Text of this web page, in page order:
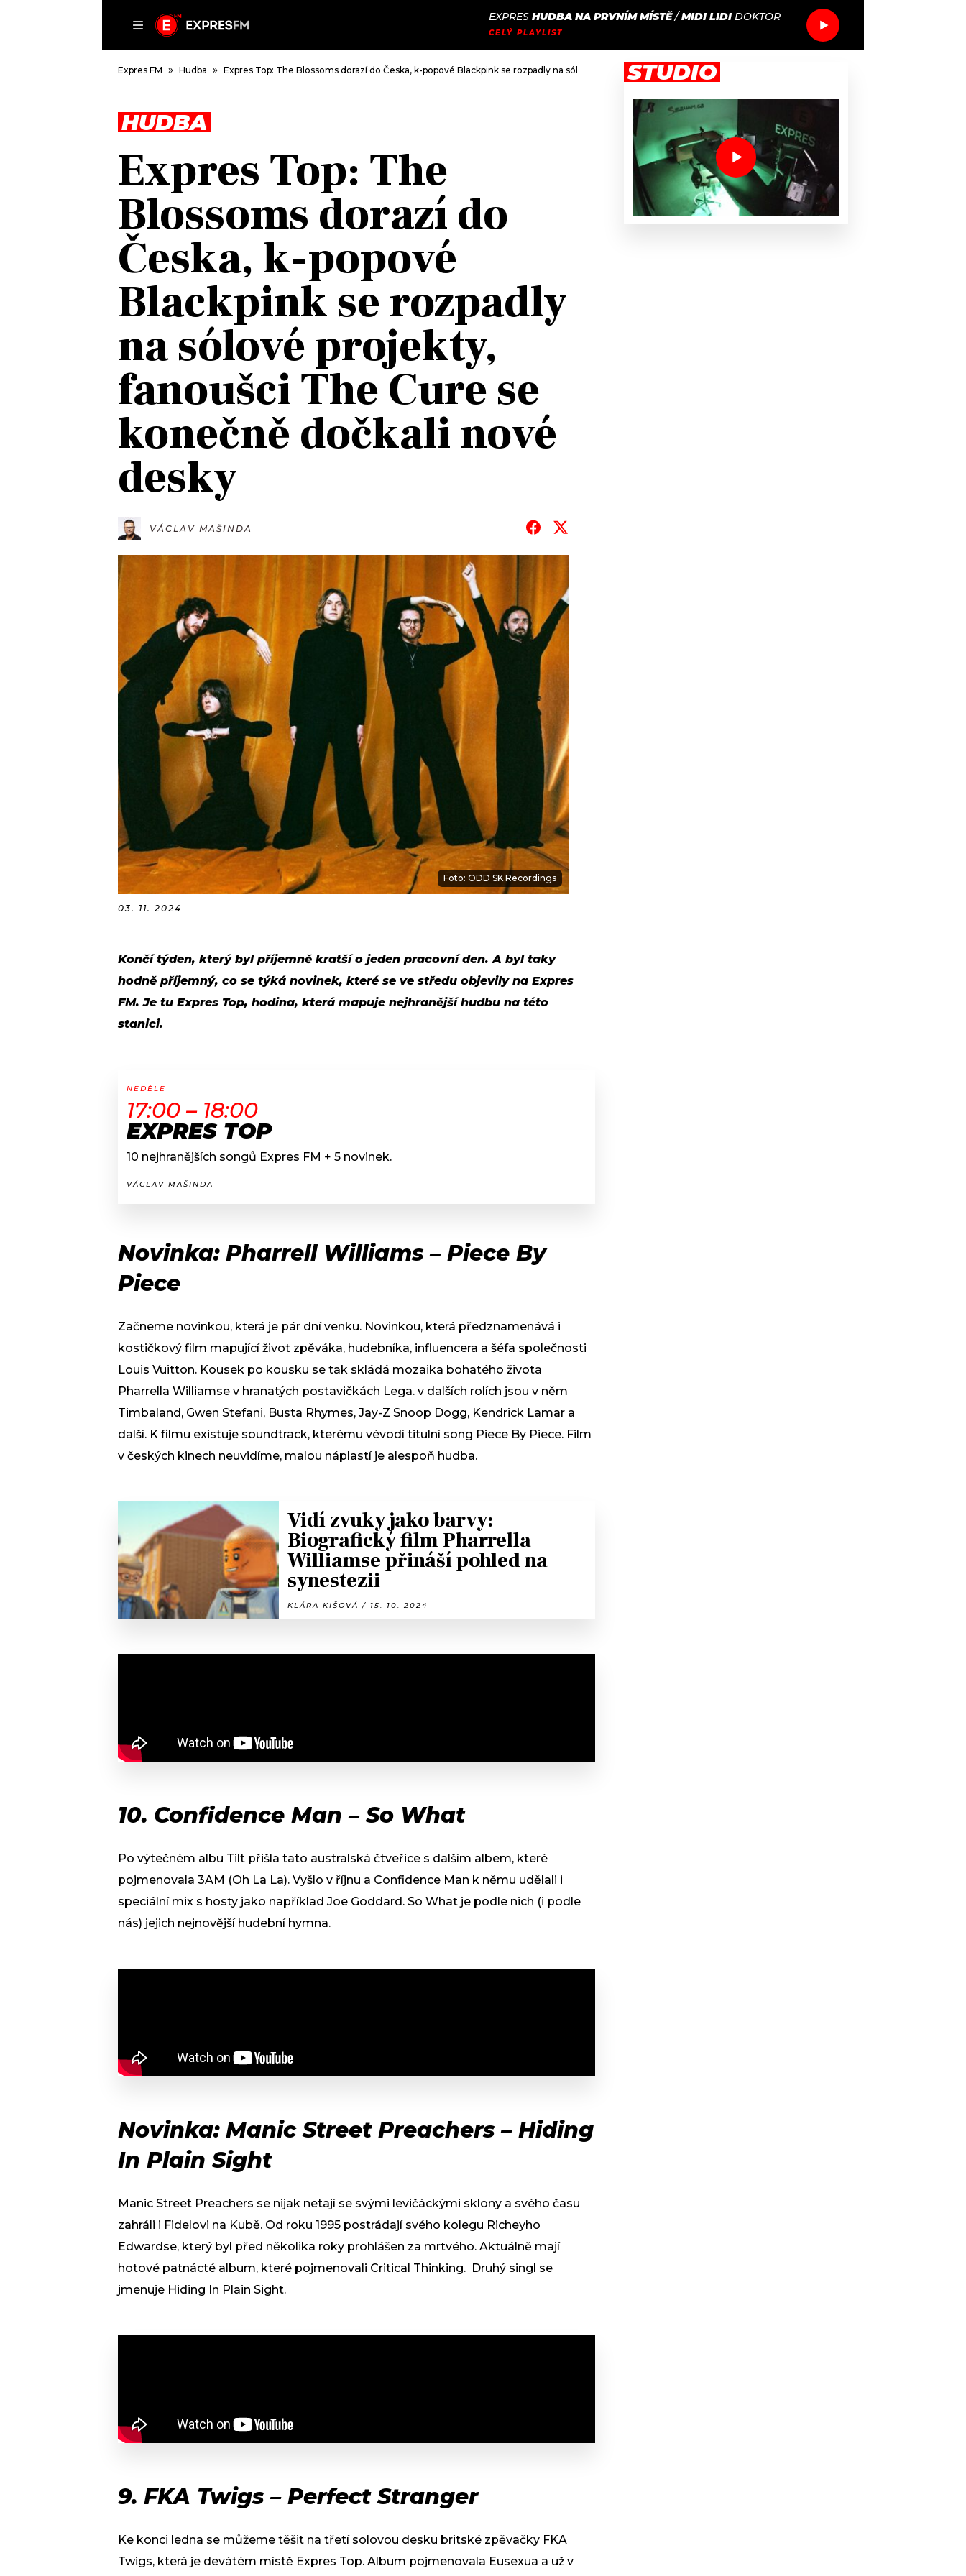
EXPRES HUDBA NA PRVNÍM MÍSTĚ/MIDI LIDI DOKTOR
CELÝ PLAYLIST
DOMŮ
ČLÁNKY
AKTUÁLNĚ
HUDBA
ROZHOVORY
#NEBUDUDOMA
KALENDÁŘ
KVÍZY
TRENDY
OSTATNÍ
PODCASTY
JAK NALADIT
RÁDIO
APLIKACE
PROGRAM
PLAYLIST
JAK NALADIT
SOUTĚŽE
Expres FM Hudba Expres Top: The Blossoms dorazí do Česka, k-popové Blackpink se rozpadly na sólové projekty, fanoušci The Cure se konečně dočkali nové desky
HUDBA
Expres Top: The
Blossoms dorazí do
Česka, k-popové
Blackpink se rozpadly
na sólové projekty,
fanoušci The Cure se
konečně dočkali nové
desky
VÁCLAV MAŠINDA
Foto: ODD SK Recordings
03. 11. 2024
Končí týden, který byl příjemně kratší o jeden pracovní den. A byl taky
hodně příjemný, co se týká novinek, které se ve středu objevily na Expres
FM. Je tu Expres Top, hodina, která mapuje nejhranější hudbu na této
stanici.
NEDĚLE
17:00 – 18:00
EXPRES TOP
10 nejhranějších songů Expres FM + 5 novinek.
VÁCLAV MAŠINDA
Novinka: Pharrell Williams – Piece By
Piece
Začneme novinkou, která je pár dní venku. Novinkou, která předznamenává i
kostičkový film mapující život zpěváka, hudebníka, influencera a šéfa společnosti
Louis Vuitton. Kousek po kousku se tak skládá mozaika bohatého života
Pharrella Williamse v hranatých postavičkách Lega. v dalších rolích jsou v něm
Timbaland, Gwen Stefani, Busta Rhymes, Jay-Z Snoop Dogg, Kendrick Lamar a
další. K filmu existuje soundtrack, kterému vévodí titulní song Piece By Piece. Film
v českých kinech neuvidíme, malou náplastí je alespoň hudba.
Vidí zvuky jako barvy:
Biografický film Pharrella
Williamse přináší pohled na
synestezii
KLÁRA KIŠOVÁ / 15. 10. 2024
10. Confidence Man – So What
Po výtečném albu Tilt přišla tato australská čtveřice s dalším albem, které
pojmenovala 3AM (Oh La La). Vyšlo v říjnu a Confidence Man k němu udělali i
speciální mix s hosty jako například Joe Goddard. So What je podle nich (i podle
nás) jejich nejnovější hudební hymna.
Novinka: Manic Street Preachers – Hiding
In Plain Sight
Manic Street Preachers se nijak netají se svými levičáckými sklony a svého času
zahráli i Fidelovi na Kubě. Od roku 1995 postrádají svého kolegu Richeyho
Edwardse, který byl před několika roky prohlášen za mrtvého. Aktuálně mají
hotové patnácté album, které pojmenovali Critical Thinking. Druhý singl se
jmenuje Hiding In Plain Sight.
9. FKA Twigs – Perfect Stranger
Ke konci ledna se můžeme těšit na třetí solovou desku britské zpěvačky FKA
Twigs, která je devátém místě Expres Top. Album pojmenovala Eusexua a už v
STUDIO